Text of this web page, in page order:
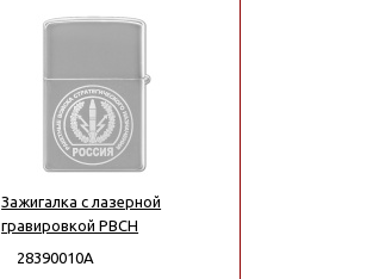
Зажигалка с лазерной
гравировкой РВСН
28390010А